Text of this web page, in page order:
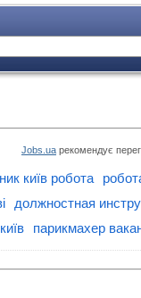
Jobs.ua рекомендує
київ робота
должностная
парикмахер